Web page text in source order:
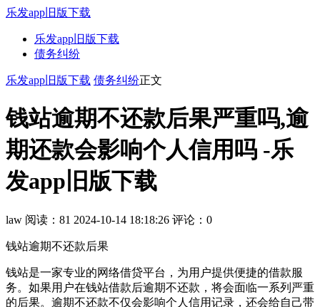
乐发app旧版下载
乐发app旧版下载
债务纠纷
乐发app旧版下载 债务纠纷正文
钱站逾期不还款后果严重吗,逾
期还款会影响个人信用吗 -乐
发app旧版下载
law 阅读：81 2024-10-14 18:18:26 评论：0
钱站逾期不还款后果
钱站是一家专业的网络借贷平台，为用户提供便捷的借款服
务。如果用户在钱站借款后逾期不还款，将会面临一系列严重
的后果。逾期不还款不仅会影响个人信用记录，还会给自己带